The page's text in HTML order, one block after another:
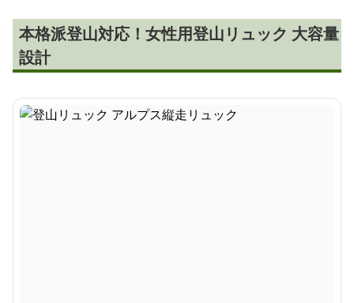
本格派登山対応！女性用登山リュック 大容量
設計